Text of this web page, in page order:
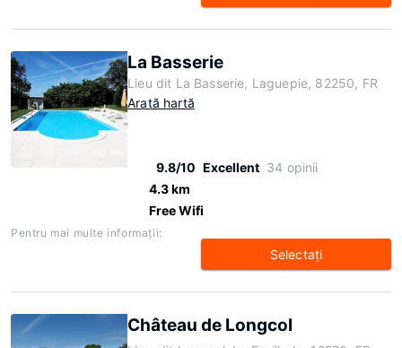
La Basserie
Lieu dit La Basserie, Laguepie, 82250, FR
Arată hartă
9.8/10 Excellent 34 opinii
4.3 km
Free Wifi
Pentru mai multe informaţii:
Selectaţi
Château de Longcol